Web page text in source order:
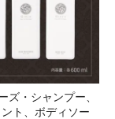
ズ・シャンプー、
ント、ボディソー